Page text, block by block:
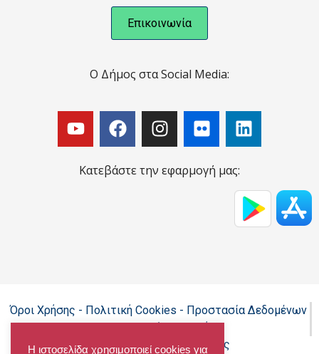
Επικοινωνία
Ο Δήμος στα Social Media:
Κατεβάστε την εφαρμογή μας:
Όροι Χρήσης - Πολιτική Cookies - Προστασία Δεδομένων
Προσωπικού Χαρακτήρα
Δήλωση προσβασιμότητας
Η ιστοσελίδα χρησιμοποιεί cookies για